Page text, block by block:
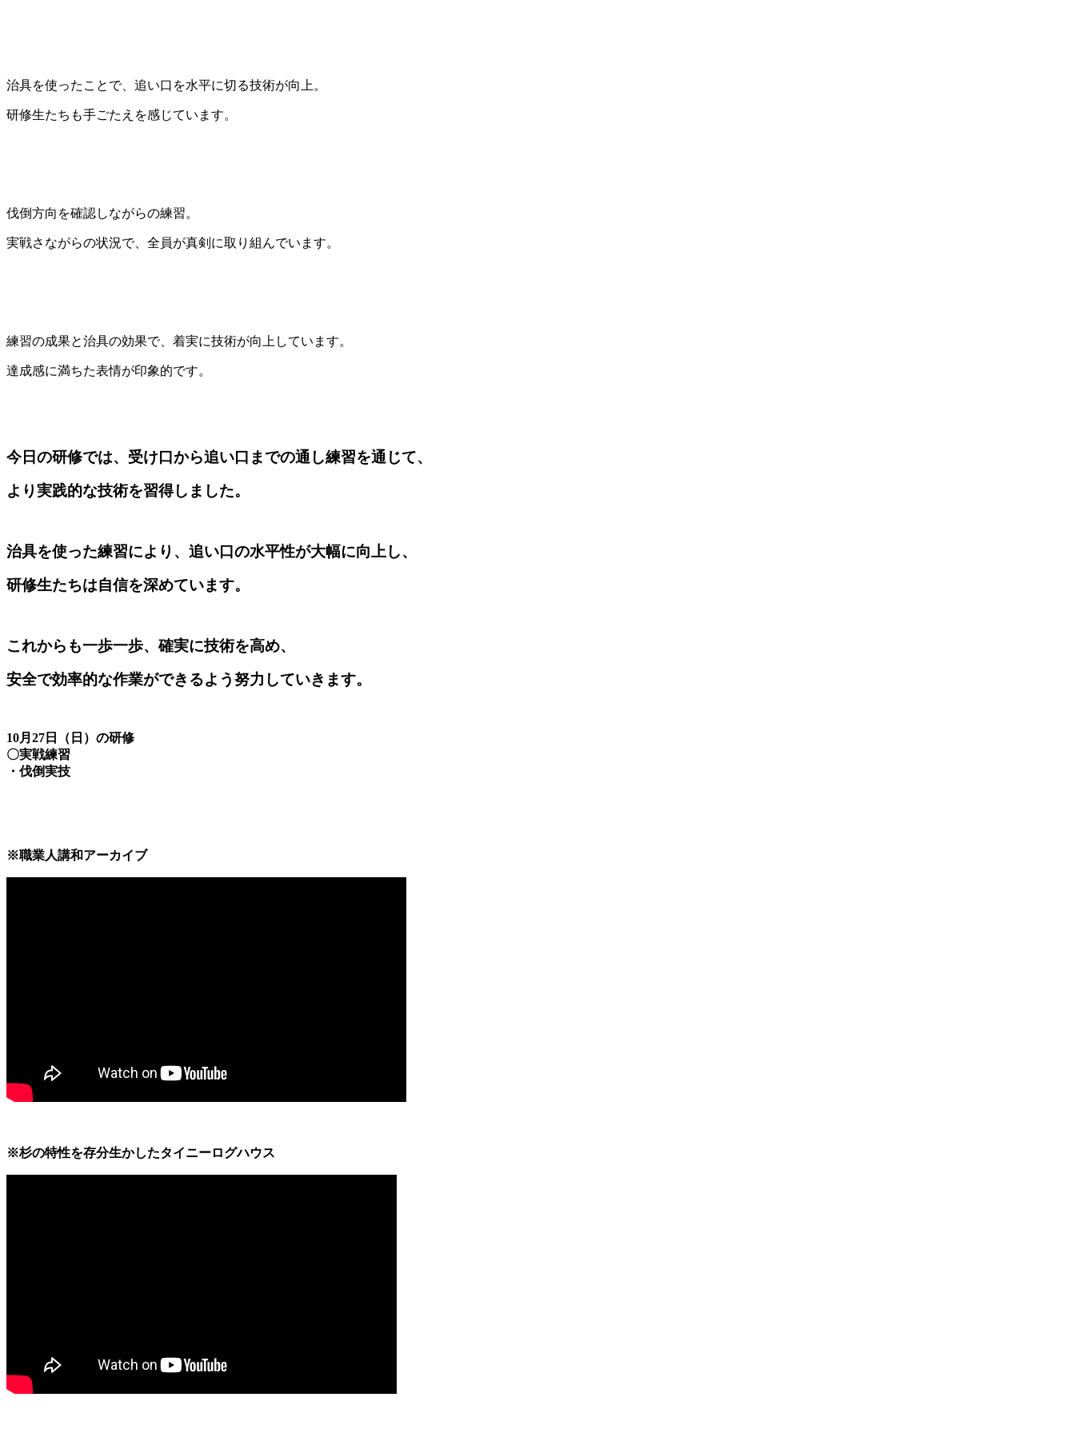
治具を使ったことで、追い口を水平に切る技術が向上。
研修生たちも手ごたえを感じています。
伐倒方向を確認しながらの練習。
実戦さながらの状況で、全員が真剣に取り組んでいます。
練習の成果と治具の効果で、着実に技術が向上しています。
達成感に満ちた表情が印象的です。
今日の研修では、受け口から追い口までの通し練習を通じて、
より実践的な技術を習得しました。
治具を使った練習により、追い口の水平性が大幅に向上し、
研修生たちは自信を深めています。
これからも一歩一歩、確実に技術を高め、
安全で効率的な作業ができるよう努力していきます。
10月27日（日）の研修
〇実戦練習
・伐倒実技
※職業人講和アーカイブ
※杉の特性を存分生かしたタイニーログハウス